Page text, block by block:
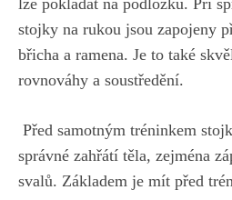
lze pokládat‍ na podložku. Při
stojky na rukou jsou zapojeny
břicha a ramena. Je‌ to ⁣také‍
rovnováhy a ​soustředění.
Před samotným tréninkem
správné zahřátí těla, zejména
svalů.‍ Základem‌ je mít před